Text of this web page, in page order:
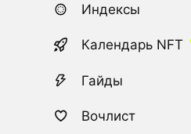
Индексы
Календарь NFT
Гайды
Вочлист